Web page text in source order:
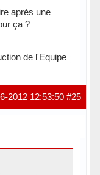
après une
ça ?
de l'Equipe
#25
2012 12:53:50